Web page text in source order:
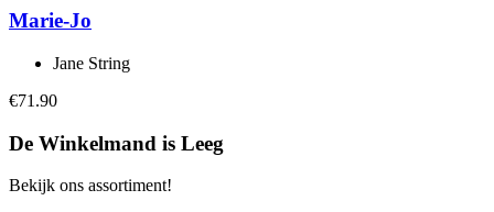
Marie-Jo
Jane String
€71.90
De Winkelmand is Leeg
Bekijk ons assortiment!